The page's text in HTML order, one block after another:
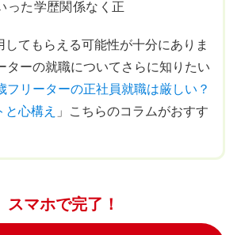
った学歴関係なく正
してもらえる可能性が十分にありま
ターの就職についてさらに知りたい
フリーターの正社員就職は厳しい？
心構え 」こちらのコラムがおすす
スマホで完了！